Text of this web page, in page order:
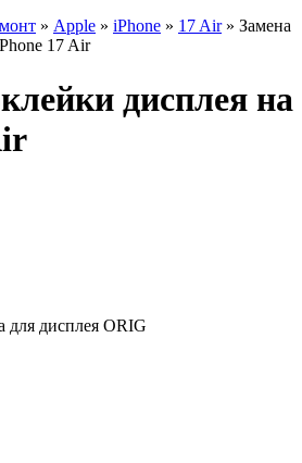
» Apple » iPhone » 17 Air» Замена
17 Air
дисплея на
дисплея ORIG